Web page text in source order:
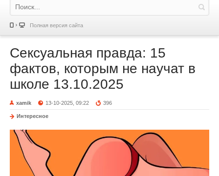
Полная версия сайта
Сексуальная правда: 15
фактов, которым не научат в
школе 13.10.2025
xamik 13-10-2025, 09:22 396
Интересное